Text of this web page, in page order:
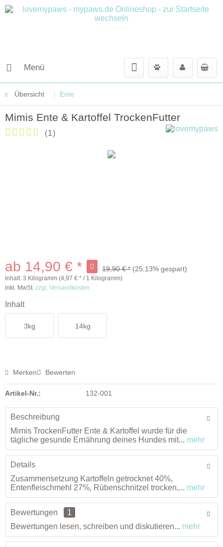
Menü
Übersicht Ente
Mimis Ente & Kartoffel TrockenFutter
(1)
ab 14,90 € * 19,90 € * (25,13% gespart)
Inhalt: 3 Kilogramm (4,97 € * / 1 Kilogramm)
inkl. MwSt. zzgl. Versandkosten
Inhalt
3kg 14kg
Merken Bewerten
Artikel-Nr.: 132-001
Beschreibung
Mimis TrockenFutter Ente & Kartoffel wurde für die
tägliche gesunde Ernährung deines Hundes mit... mehr
Details
Zusammensetzung Kartoffeln getrocknet 40%,
Entenfleischmehl 27%, Rübenschnitzel trocken,... mehr
Bewertungen
1
Bewertungen lesen, schreiben und diskutieren... mehr